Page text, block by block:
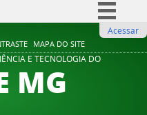
MAPA DO SITE
Comunica BR
Participe
Acessar
E TECNOLOGIA DO
MG